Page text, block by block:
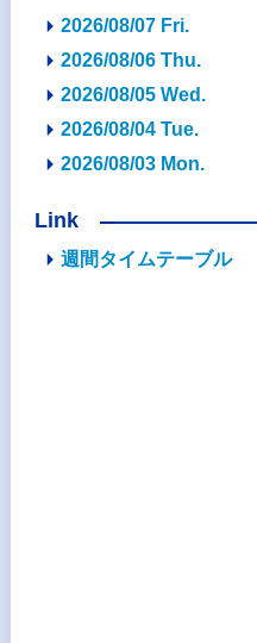
2026/08/07 Fri.
2026/08/06 Thu.
2026/08/05 Wed.
2026/08/04 Tue.
2026/08/03 Mon.
Link
週間タイムテーブル